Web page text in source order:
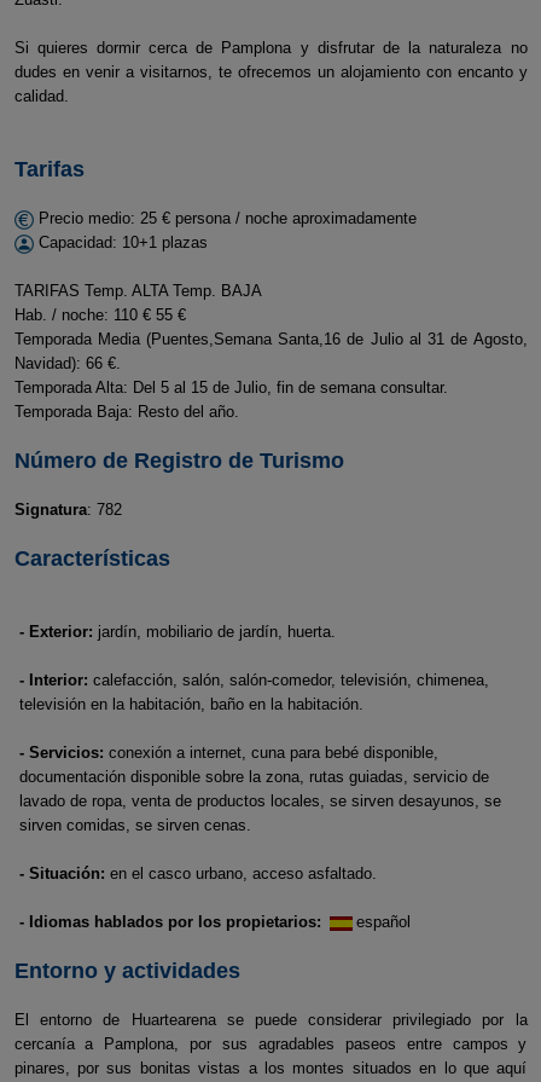
Si quieres dormir cerca de Pamplona y disfrutar de la naturaleza no
dudes en venir a visitarnos, te ofrecemos un alojamiento con encanto y
calidad.
Tarifas
Precio medio: 25 € persona / noche aproximadamente
Capacidad: 10+1 plazas
TARIFAS Temp. ALTA Temp. BAJA
Hab. / noche: 110 € 55 €
Temporada Media (Puentes,Semana Santa,16 de Julio al 31 de Agosto,
Navidad): 66 €.
Temporada Alta: Del 5 al 15 de Julio, fin de semana consultar.
Temporada Baja: Resto del año.
Número de Registro de Turismo
Signatura: 782
Características
- Exterior: jardín, mobiliario de jardín, huerta.
- Interior: calefacción, salón, salón-comedor, televisión, chimenea,
televisión en la habitación, baño en la habitación.
- Servicios: conexión a internet, cuna para bebé disponible,
documentación disponible sobre la zona, rutas guiadas, servicio de
lavado de ropa, venta de productos locales, se sirven desayunos, se
sirven comidas, se sirven cenas.
- Situación: en el casco urbano, acceso asfaltado.
- Idiomas hablados por los propietarios: español
Entorno y actividades
El entorno de Huartearena se puede considerar privilegiado por la
cercanía a Pamplona, por sus agradables paseos entre campos y
pinares, por sus bonitas vistas a los montes situados en lo que aquí